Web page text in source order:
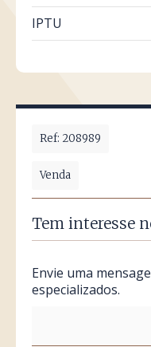
IPTU
Ref: 208989
Venda
Tem interesse
Envie uma
especializados.